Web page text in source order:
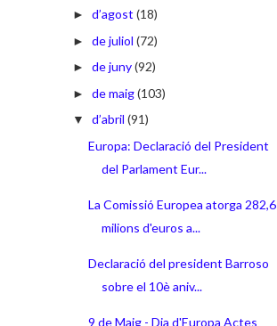
► d’agost (18)
► de juliol (72)
► de juny(92)
► de maig(103)
▼ d’abril (91)
Europa: Declaració del President
del Parlament Eur...
La Comissió Europea atorga 282,6
milions d'euros a...
Declaració del president Barroso
sobre el 10è aniv...
9 de Maig - Dia d'Europa Actes